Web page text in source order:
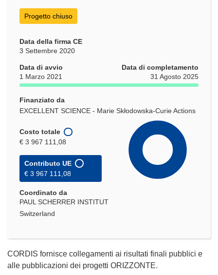
Progetto chiuso
Data della firma CE
3 Settembre 2020
Data di avvio
1 Marzo 2021
Data di completamento
31 Agosto 2025
Finanziato da
EXCELLENT SCIENCE - Marie Skłodowska-Curie Actions
Costo totale
€ 3 967 111,08
Contributo UE
€ 3 967 111,08
Coordinato da
PAUL SCHERRER INSTITUT
Switzerland
CORDIS fornisce collegamenti ai risultati finali pubblici e
alle pubblicazioni dei progetti ORIZZONTE.